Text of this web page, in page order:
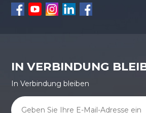
IN VERBINDUNG
In Verbindung bleiben